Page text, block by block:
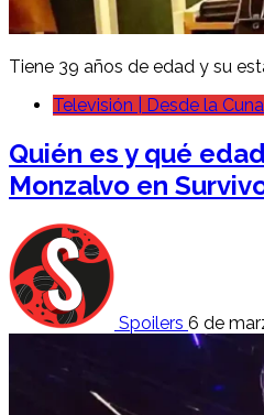
Tiene 39 años de edad y su
Televisión | Desde la Cuna
Quién es y qué
Monzalvo en
Spoilers 6 de